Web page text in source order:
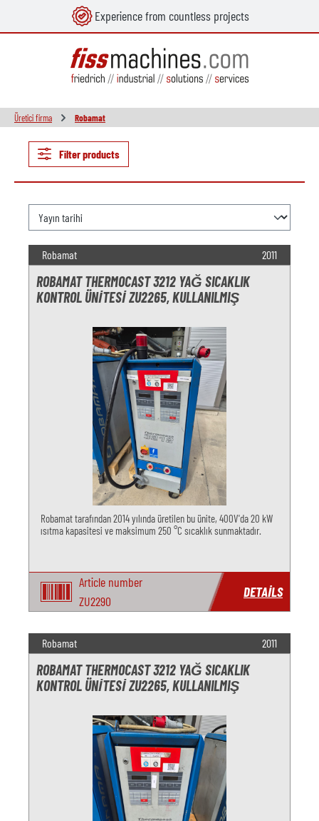
Experience from countless projects
Üretici firma Robamat
Filter products
Robamat 2011
ROBAMAT THERMOCAST 3212 YAĞ SICAKLIK
KONTROL ÜNITESI ZU2265, KULLANILMIŞ
Robamat tarafından 2014 yılında üretilen bu ünite, 400V'da 20 kW
ısıtma kapasitesi ve maksimum 250 °C sıcaklık sunmaktadır.
Article number
ZU2290
DETAILS
Robamat 2011
ROBAMAT THERMOCAST 3212 YAĞ SICAKLIK
KONTROL ÜNITESI ZU2265, KULLANILMIŞ